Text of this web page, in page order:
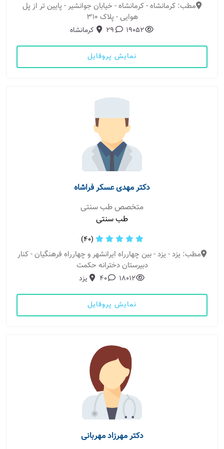
مطب: کرمانشاه - کرمانشاه - خیابان جوانشیر - پایین تر از پل
هوایی - پلاک 310
19052
29 کرمانشاه
نمایش پروفایل
دکتر مهدی عسکر فراشاه
متخصص طب سنتی
طب سنتی
(40)
مطب: یزد - یزد - بین چهارراه ایرانشهر و چهارراه فرهنگیان - کنار
دبیرستان دخترانه حکمت
18012
40 یزد
نمایش پروفایل
دکتر مهرزاد مهربانی